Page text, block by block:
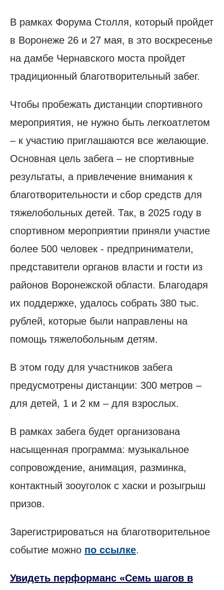
В рамках Форума Столля, который пройдет
в Воронеже 26 и 27 мая, в это воскресенье
на дамбе Чернавского моста пройдет
традиционный благотворительный забег.
Чтобы пробежать дистанции спортивного
мероприятия, не нужно быть легкоатлетом
– к участию приглашаются все желающие.
Основная цель забега – не спортивные
результаты, а привлечение внимания к
благотворительности и сбор средств для
тяжелобольных детей. Так, в 2025 году в
спортивном мероприятии приняли участие
более 500 человек - предприниматели,
представители органов власти и гости из
районов Воронежской области. Благодаря
их поддержке, удалось собрать 380 тыс.
рублей, которые были направлены на
помощь тяжелобольным детям.
В этом году для участников забега
предусмотрены дистанции: 300 метров –
для детей, 1 и 2 км – для взрослых.
В рамках забега будет организована
насыщенная программа: музыкальное
сопровождение, анимация, разминка,
контактный зооуголок с хаски и розыгрыш
призов.
Зарегистрироваться на благотворительное
событие можно по ссылке.
Увидеть перформанс «Семь шагов в